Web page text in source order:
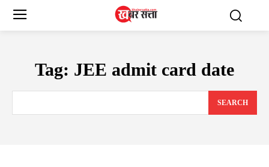
Tag: JEE admit card date
SEARCH